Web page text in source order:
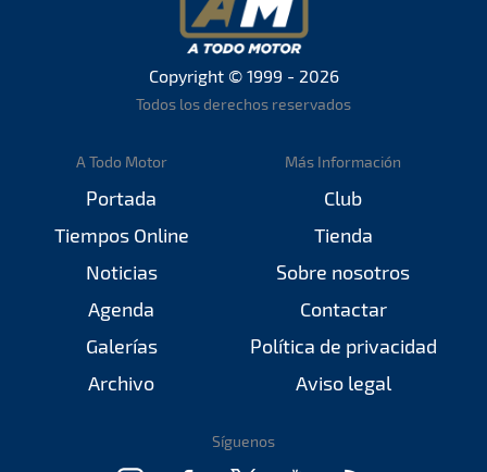
Copyright © 1999 - 2026
Todos los derechos reservados
A Todo Motor
Portada
Tiempos Online
Noticias
Agenda
Galerías
Archivo
Más Información
Club
Tienda
Sobre nosotros
Contactar
Política de privacidad
Aviso legal
Síguenos